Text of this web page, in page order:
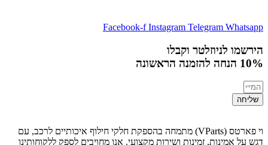
Facebook-f Instagram Telegram Whatsapp
הירשמו לניוזלטר וקבלו
10% הנחה
להזמנה הראשונה
שליחה
וי פארטס (VParts) מתמחה בהספקת חלקי חילוף איכותיים לרכב, עם
דגש על אמינות, זמינות ושירות מקצועי. אנו מחויבים לספק ללקוחותינו